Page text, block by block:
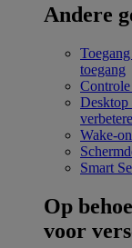
Andere
toegang
Controle
Desktop
Wake-
Smart
Op
voor